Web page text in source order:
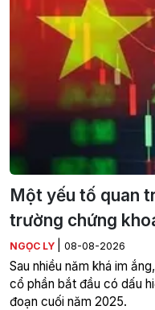
Một yếu tố quan
trường chứng
NGỌC LY 08-08-2026
Sau nhiều năm khá im
cổ phần bắt đầu có dấu
đoạn cuối năm 2025.